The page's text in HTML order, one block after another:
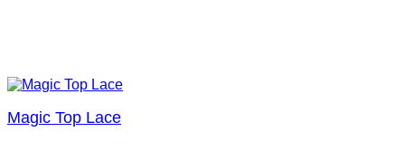
Magic Top Lace